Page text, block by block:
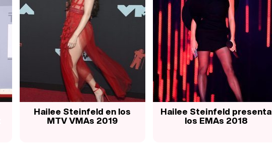
Manu Baqueiro: "Tuve como referente a Bruce Willis en 'Luz de Luna' para mi trabajo en la serie 'Perdiendo el juicio'"
Magdalena de Suecia responde a las críticas y explica por qué le han permitido lanzar su propio negocio
Hailee Steinfeld en los
MTV VMAs 2019
Hailee Steinfeld presenta
los EMAs 2018